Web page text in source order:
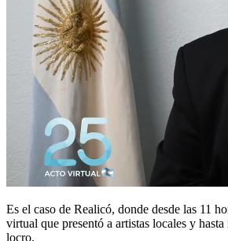
Es el caso de Realicó, donde desde las 11
virtual que presentó a artistas locales y
locro.